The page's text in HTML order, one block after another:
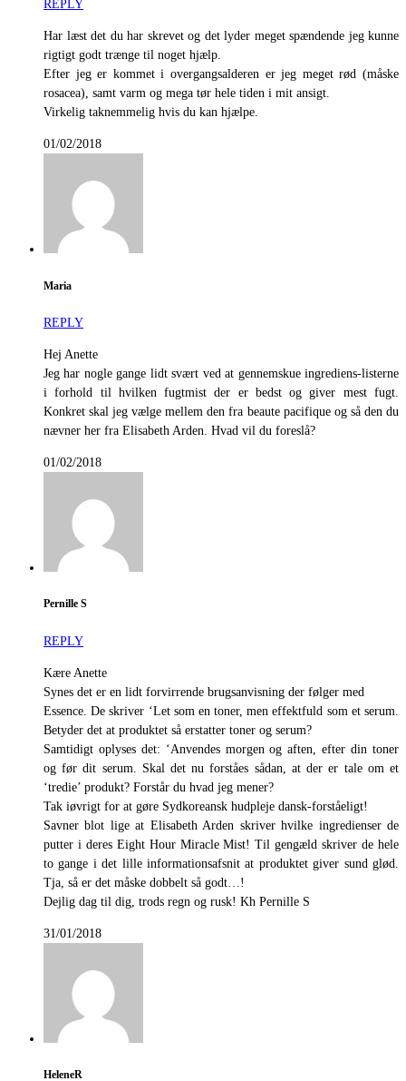
REPLY
Har læst det du har skrevet og det lyder meget spændende jeg kunne
rigtigt godt trænge til noget hjælp.
Efter jeg er kommet i overgangsalderen er jeg meget rød (måske
rosacea), samt varm og mega tør hele tiden i mit ansigt.
Virkelig taknemmelig hvis du kan hjælpe.
01/02/2018
Maria
REPLY
Hej Anette
Jeg har nogle gange lidt svært ved at gennemskue ingrediens-listerne
i forhold til hvilken fugtmist der er bedst og giver mest fugt.
Konkret skal jeg vælge mellem den fra beaute pacifique og så den du
nævner her fra Elisabeth Arden. Hvad vil du foreslå?
01/02/2018
Pernille S
REPLY
Kære Anette
Synes det er en lidt forvirrende brugsanvisning der følger med
Essence. De skriver ‘Let som en toner, men effektfuld som et serum.
Betyder det at produktet så erstatter toner og serum?
Samtidigt oplyses det: ‘Anvendes morgen og aften, efter din toner
og før dit serum. Skal det nu forståes sådan, at der er tale om et
‘tredie’ produkt? Forstår du hvad jeg mener?
Tak iøvrigt for at gøre Sydkoreansk hudpleje dansk-forståeligt!
Savner blot lige at Elisabeth Arden skriver hvilke ingredienser de
putter i deres Eight Hour Miracle Mist! Til gengæld skriver de hele
to gange i det lille informationsafsnit at produktet giver sund glød.
Tja, så er det måske dobbelt så godt…!
Dejlig dag til dig, trods regn og rusk! Kh Pernille S
31/01/2018
HeleneR